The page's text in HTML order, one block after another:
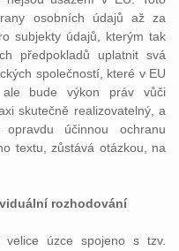
osobních údajů až za
subjekty údajů, kterým tak
předpokladů uplatnit svá
společností, které v EU
ale bude výkon práv vůči
skutečně realizovatelný, a
účinnou ochranu
textu, zůstává otázkou, na
rozhodování
úzce spojeno s tzv.